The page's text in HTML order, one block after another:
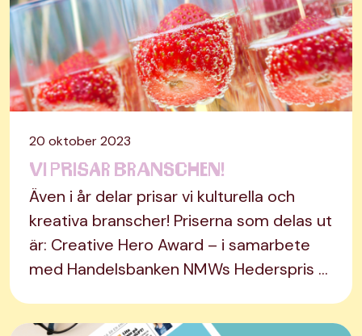
20 oktober 2023
Vi prisar branschen!
Även i år delar prisar vi kulturella och
kreativa branscher! Priserna som delas ut
är: Creative Hero Award – i samarbete
med Handelsbanken NMWs Hederspris …